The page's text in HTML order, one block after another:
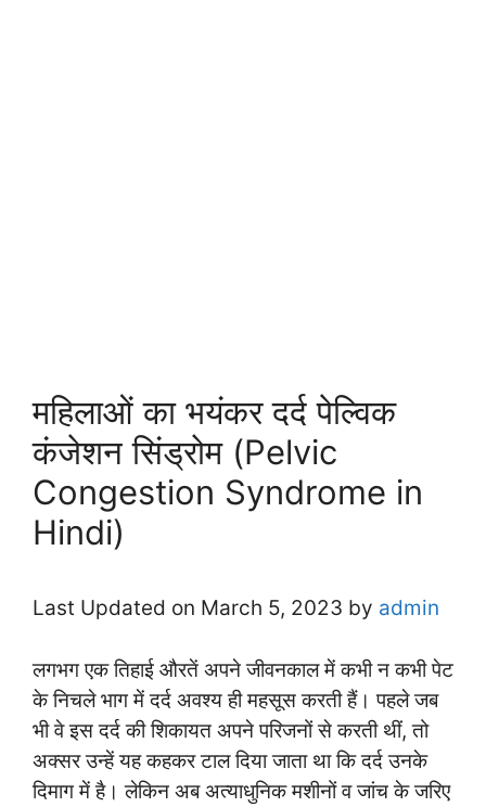
महिलाओं का भयंकर दर्द पेल्विक
कंजेशन सिंड्रोम (Pelvic
Congestion Syndrome in
Hindi)
Last Updated on March 5, 2023 by admin
लगभग एक तिहाई औरतें अपने जीवनकाल में कभी न कभी पेट
के निचले भाग में दर्द अवश्य ही महसूस करती हैं। पहले जब
भी वे इस दर्द की शिकायत अपने परिजनों से करती थीं, तो
अक्सर उन्हें यह कहकर टाल दिया जाता था कि दर्द उनके
दिमाग में है। लेकिन अब अत्याधुनिक मशीनों व जांच के जरिए